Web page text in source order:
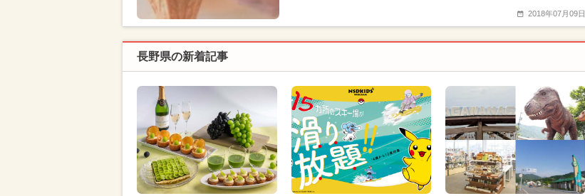
2018年07月09日
長野県の新着記事